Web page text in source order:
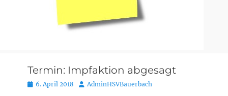
Termin: Impfaktion abgesagt
Posted
6. April 2018 AutorAdminHSVBauerbach